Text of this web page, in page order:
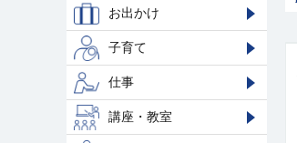
お出かけ
子育て
仕事
講座・教室